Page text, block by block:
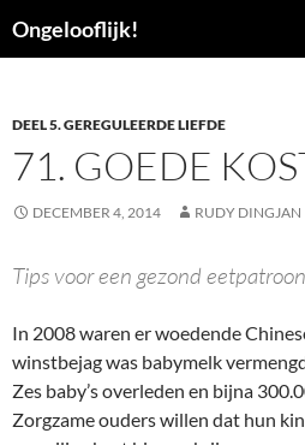
naar
Ongelooflijk!
DEEL 5. GEREGULEERDE LIEFDE
71. GOEDE
DECEMBER 4, 2014 RUDY DINGJAN
Tips voor een gezond eetpatroon
In 2008 waren er woedende
winstbejag was babymelk
Zes baby’s overleden en bijna
Zorgzame ouders willen dat hun